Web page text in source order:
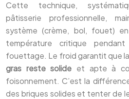
Cette technique,
pâtisserie professionnelle,
système (crème, bol, fouet)
température critique
fouettage. Le froid garantit que la
gras reste solide et apte à
foisonnement. C’est la
des briques solides et tenter de